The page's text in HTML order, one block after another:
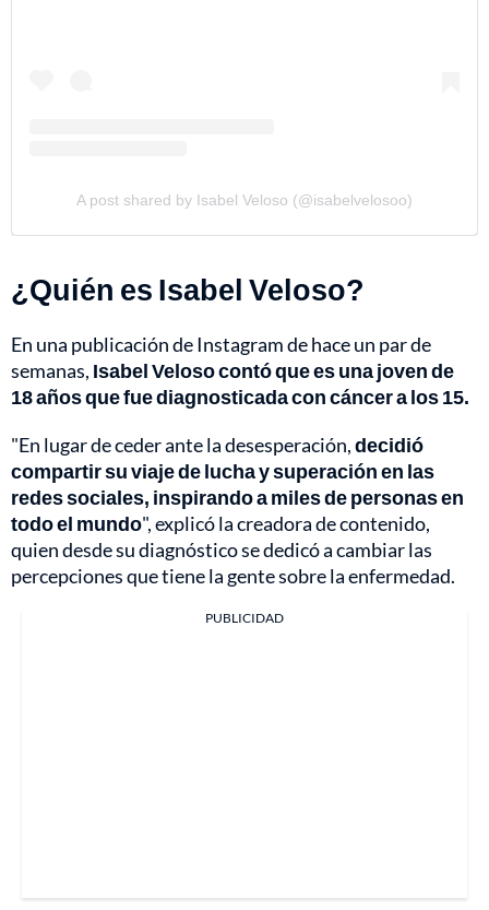
A post shared by Isabel Veloso (@isabelvelosoo)
¿Quién es Isabel Veloso?
En una publicación de Instagram de hace un par de
semanas, Isabel Veloso contó que es una joven de
18 años que fue diagnosticada con cáncer a los 15.
"En lugar de ceder ante la desesperación,decidió
compartir su viaje de lucha y superación en las
redes sociales, inspirando a miles de personas en
todo el mundo", explicó la creadora de contenido,
quien desde su diagnóstico se dedicó a cambiar las
percepciones que tiene la gente sobre la enfermedad.
PUBLICIDAD